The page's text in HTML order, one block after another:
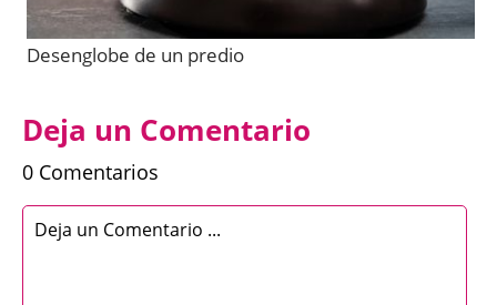
Desenglobe de un predio
Deja un Comentario
0 Comentarios